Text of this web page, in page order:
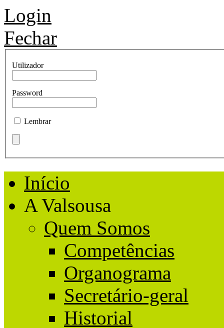
Login
Fechar
Utilizador
Password
Lembrar
Início
A Valsousa
Quem Somos
Competências
Organograma
Secretário-geral
Historial